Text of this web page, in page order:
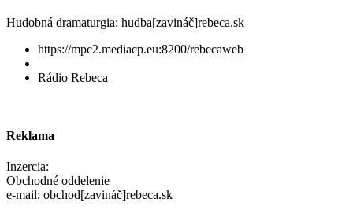
Hudobná dramaturgia: hudba[zavináč]rebeca.sk
https://mpc2.mediacp.eu:8200/rebecaweb
Rádio Rebeca
Reklama
Inzercia:
Obchodné oddelenie
e-mail: obchod[zavináč]rebeca.sk